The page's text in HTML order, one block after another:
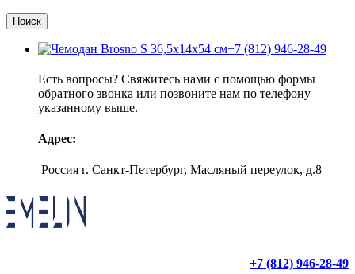
Поиск
+7 (812) 946-28-49
Есть вопросы? Свяжитесь нами с помощью формы
обратного звонка или позвоните нам по телефону
указанному выше.
Адрес:
Россия г. Санкт-Петербург, Масляный переулок, д.8
+7 (812) 946-28-49